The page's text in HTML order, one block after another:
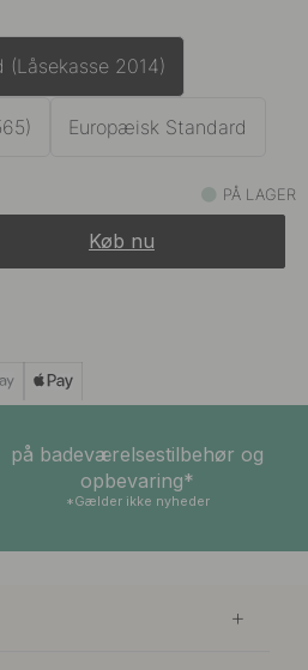
(Låsekasse 2014)
Europæisk Standard
PÅ LAGER
Køb nu
på badeværelsestilbehør og
opbevaring*
*Gælder ikke nyheder